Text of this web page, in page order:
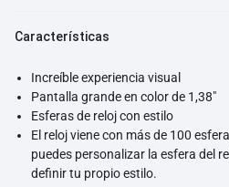
Características
Increíble experiencia visual
Pantalla grande en color de 1,38"
Esferas de reloj con estilo
El reloj viene con más de 100
puedes personalizar la esfera del
definir tu propio estilo.